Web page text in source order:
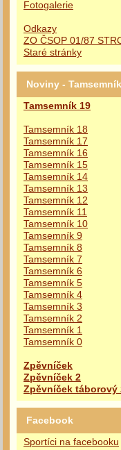
Fotogalerie
Odkazy
ZO ČSOP 01/87
Staré stránky
Noviny - Tamsemník
Tamsemník 19
Tamsemník 18
Tamsemník 17
Tamsemník 16
Tamsemník 15
Tamsemník 14
Tamsemník 13
Tamsemník 12
Tamsemník 11
Tamsemník 10
Tamsemník 9
Tamsemník 8
Tamsemník 7
Tamsemník 6
Tamsemník 5
Tamsemník 4
Tamsemník 3
Tamsemník 2
Tamsemník 1
Tamsemník 0
Zpěvníček
Zpěvníček 2
Zpěvníček táborový
Facebook
Sportíci na facebooku